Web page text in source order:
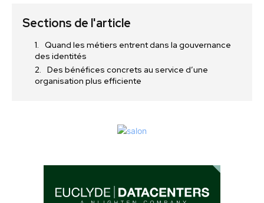
Sections de l'article
Quand les métiers entrent dans la gouvernance
des identités
Des bénéfices concrets au service d’une
organisation plus efficiente